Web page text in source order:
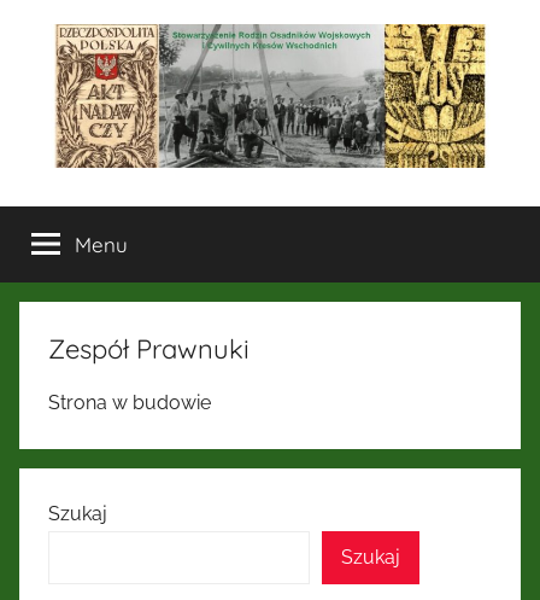
Stowarzyszenie
Rodzin
Osadników
Wojskowych
i
Cywilnych
Menu
Zespół Prawnuki
Strona w budowie
Szukaj
Szukaj